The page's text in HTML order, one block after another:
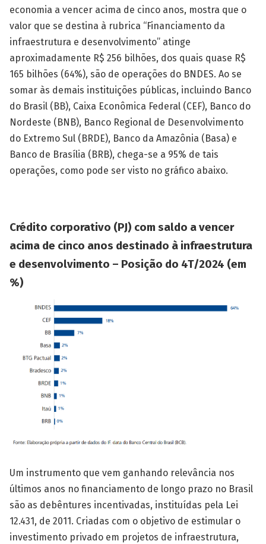
economia a vencer acima de cinco anos, mostra que o
valor que se destina à rubrica “Financiamento da
infraestrutura e desenvolvimento” atinge
aproximadamente R$ 256 bilhões, dos quais quase R$
165 bilhões (64%), são de operações do BNDES. Ao se
somar às demais instituições públicas, incluindo Banco
do Brasil (BB), Caixa Econômica Federal (CEF), Banco do
Nordeste (BNB), Banco Regional de Desenvolvimento
do Extremo Sul (BRDE), Banco da Amazônia (Basa) e
Banco de Brasília (BRB), chega-se a 95% de tais
operações, como pode ser visto no gráfico abaixo.
Crédito corporativo (PJ) com saldo a vencer
acima de cinco anos destinado à infraestrutura
e desenvolvimento – Posição do 4T/2024 (em
%)
Um instrumento que vem ganhando relevância nos
últimos anos no financiamento de longo prazo no Brasil
são as debêntures incentivadas, instituídas pela Lei
12.431, de 2011. Criadas com o objetivo de estimular o
investimento privado em projetos de infraestrutura,